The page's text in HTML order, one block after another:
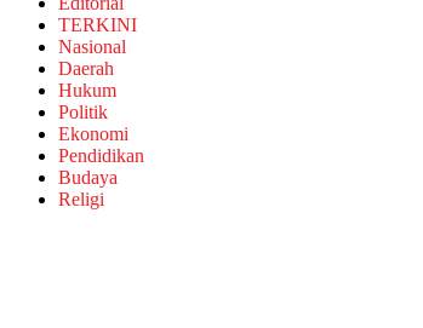
TERKINI
Nasional
Daerah
Hukum
Politik
Ekonomi
Pendidikan
Budaya
Religi